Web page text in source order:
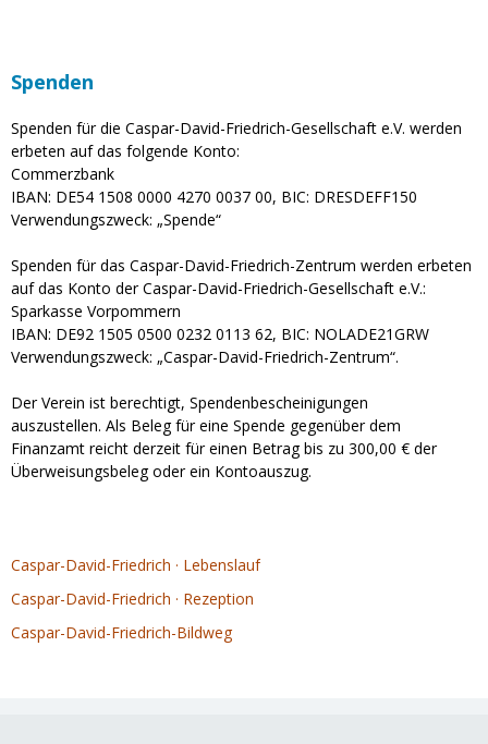
Spenden
Spenden für die Caspar-David-Friedrich-Gesellschaft e.V. werden
erbeten auf das folgende Konto:
Commerzbank
IBAN: DE54 1508 0000 4270 0037 00, BIC: DRESDEFF150
Verwendungszweck: „Spende“
Spenden für das Caspar-David-Friedrich-Zentrum werden erbeten
auf das Konto der Caspar-David-Friedrich-Gesellschaft e.V.:
Sparkasse Vorpommern
IBAN: DE92 1505 0500 0232 0113 62, BIC: NOLADE21GRW
Verwendungszweck: „Caspar-David-Friedrich-Zentrum“.
Der Verein ist berechtigt, Spendenbescheinigungen
auszustellen. Als Beleg für eine Spende gegenüber dem
Finanzamt reicht derzeit für einen Betrag bis zu 300,00 € der
Überweisungsbeleg oder ein Kontoauszug.
Caspar-David-Friedrich · Lebenslauf
Caspar-David-Friedrich · Rezeption
Caspar-David-Friedrich-Bildweg